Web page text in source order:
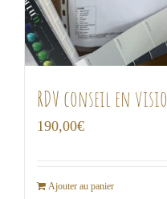
RDV conseil en visio
190,00€
Ajouter au panier